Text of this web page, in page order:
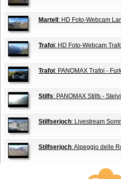
Martell : HD Foto-Webcam
Trafoi: HD Foto-Webcam
Trafoi: PANOMAX Trafoi -
Stilfs: PANOMAX Stilfs -
Stilfserjoch: Livestream
Stilfserjoch: Alpeggio delle